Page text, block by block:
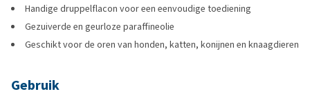
Handige druppelflacon voor een eenvoudige toediening
Gezuiverde en geurloze paraffineolie
Geschikt voor de oren van honden, katten, konijnen en knaagdieren
Gebruik